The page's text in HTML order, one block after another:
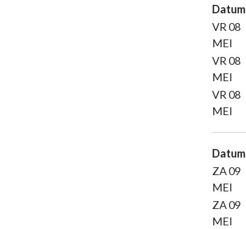
Datum
VR 08
MEI
VR 08
MEI
VR 08
MEI
Datum
ZA 09
MEI
ZA 09
MEI